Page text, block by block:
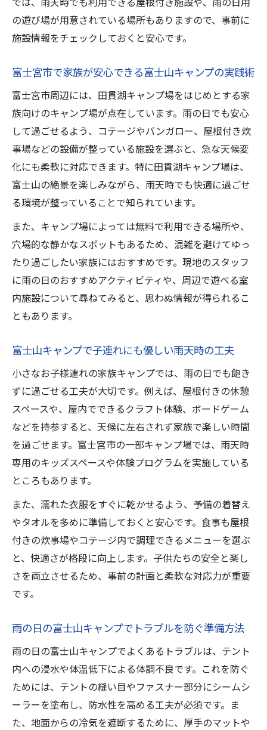
の遊び場が用意されている場所もありますので、事前に
施設情報をチェックしておくと安心です。
富士宮市で家族が安心できる富士山キャンプの実践術
富士宮市周辺には、田貫湖キャンプ場をはじめとする家
族向けのキャンプ場が点在しています。雨の日でも安心
して過ごせるよう、コテージやバンガロー、屋根付き炊
事場などの設備が整っている施設を選ぶと、急な天候変
化にも柔軟に対応できます。特に田貫湖キャンプ場は、
富士山の絶景を楽しみながら、雨天時でも快適に過ごせ
る環境が整っていることで知られています。
また、キャンプ場によっては無料で利用できる場所や、
穴場的な静かなスポットもあるため、混雑を避けてゆっ
たり過ごしたい家族にはおすすめです。現地のスタッフ
に雨の日のおすすめアクティビティや、周辺で遊べる室
内施設について尋ねてみると、思わぬ情報が得られるこ
ともあります。
富士山キャンプで子連れにも優しい雨天時の工夫
小さなお子様連れの家族キャンプでは、雨の日でも飽き
ずに過ごせる工夫が大切です。例えば、屋根付きの休憩
スペースや、屋内でできるクラフト体験、ボードゲーム
などを持参すると、天候に左右されず家族で楽しい時間
を過ごせます。富士宮市の一部キャンプ場では、雨天時
専用のキッズスペースや体験プログラムを実施している
ところもあります。
また、濡れた衣服をすぐに乾かせるよう、予備の着替え
やタオルを多めに準備しておくと安心です。食事も屋根
付きの炊事場やコテージ内で調理できるメニューを選ぶ
と、快適さが格段に向上します。子供たちの安全と楽し
さを両立させるため、事前の計画と柔軟な対応力が重要
です。
雨の日の富士山キャンプでトラブルを防ぐ準備方法
雨の日の富士山キャンプでよくあるトラブルは、テント
内への浸水や体温低下による体調不良です。これを防ぐ
ためには、テントの縫い目やファスナー部分にシームシ
ーラーを塗布し、防水性を高める工夫が必須です。ま
た、地面からの冷気を遮断するために、厚手のマットや